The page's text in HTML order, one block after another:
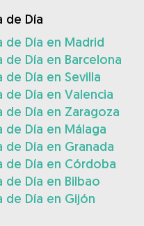
de Día
de Día en Madrid
de Día en Barcelona
de Día en Sevilla
de Día en Valencia
de Día en Zaragoza
de Día en Málaga
de Día en Granada
de Día en Córdoba
de Día en Bilbao
de Día en Gijón